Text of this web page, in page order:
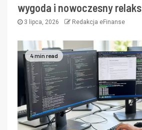
wygoda i nowoczesny relaks
3 lipca, 2026 Redakcja eFinanse
4 min read